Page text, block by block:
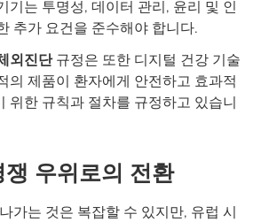
기는 투명성, 데이터 관리, 윤리 및 인
추가 요건을 준수해야 합니다.
외진단규정은 또한 디지털 건강 기술
의 제품이 환자에게 안전하고 효과적
위한 규칙과 절차를 규정하고 있습니
우위로의 전환
가는 것은 복잡할 수 있지만, 유럽 시